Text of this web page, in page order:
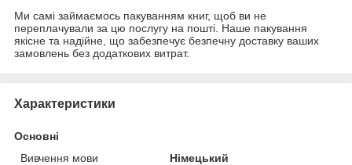
Ми самі займаємось пакуванням книг, щоб ви не
переплачували за цю послугу на пошті. Наше пакування
якісне та надійне, що забезпечує безпечну доставку ваших
замовлень без додаткових витрат.
Характеристики
Основні
Вивчення мови
Німецький